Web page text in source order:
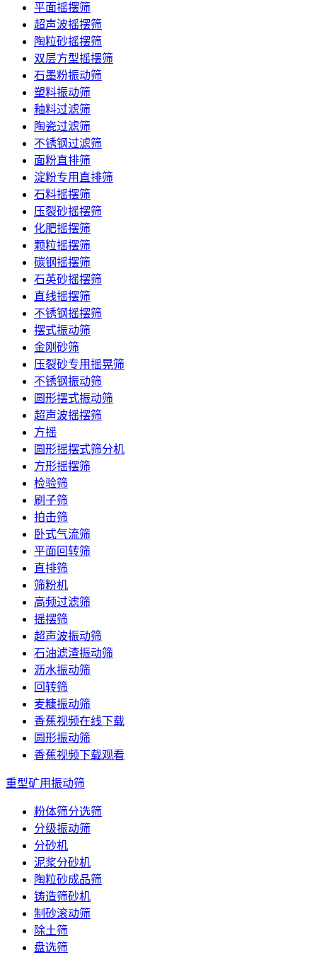
平面摇摆筛
超声波摇摆筛
陶粒砂摇摆筛
双层方型摇摆筛
石墨粉振动筛
塑料振动筛
釉料过滤筛
陶瓷过滤筛
不锈钢过滤筛
面粉直排筛
淀粉专用直排筛
石料摇摆筛
压裂砂摇摆筛
化肥摇摆筛
颗粒摇摆筛
碳钢摇摆筛
石英砂摇摆筛
直线摇摆筛
不锈钢摇摆筛
摆式振动筛
金刚砂筛
压裂砂专用摇晃筛
不锈钢振动筛
圆形摆式振动筛
超声波摇摆筛
方摇
圆形摇摆式筛分机
方形摇摆筛
检验筛
刷子筛
拍击筛
卧式气流筛
平面回转筛
直排筛
筛粉机
高频过滤筛
摇摆筛
超声波振动筛
石油滤渣振动筛
沥水振动筛
回转筛
麦糠振动筛
香蕉视频在线下载
圆形振动筛
香蕉视频下载观看
重型矿用振动筛
粉体筛分选筛
分级振动筛
分砂机
泥浆分砂机
陶粒砂成品筛
铸造筛砂机
制砂滚动筛
除土筛
盘选筛